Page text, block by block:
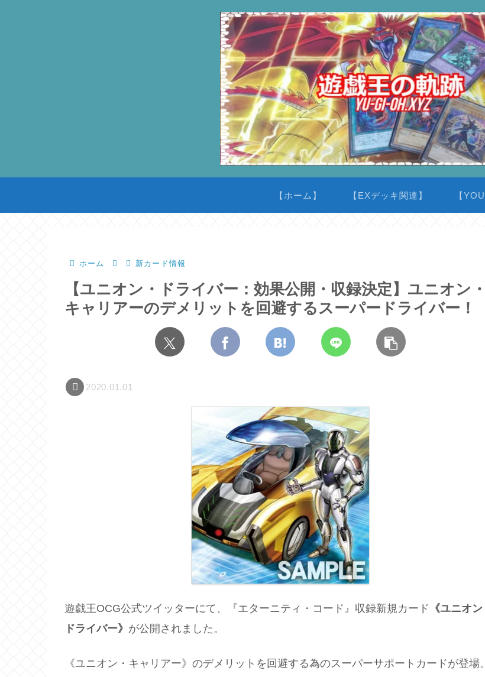
【ホーム】 【EXデッキ関連】 【
ホーム 新カード情報
【ユニオン・ドライバー：効果公開・収録決定】ユニオン・
キャリアーのデメリットを回避するスーパードライバー！
2020.01.01
遊戯王OCG公式ツイッターにて、『エターニティ・コード』収録新規カード 《ユニオン
ドライバー》 が公開されました。
《ユニオン・キャリアー》のデメリットを回避する為のスーパーサポートカードが登場。